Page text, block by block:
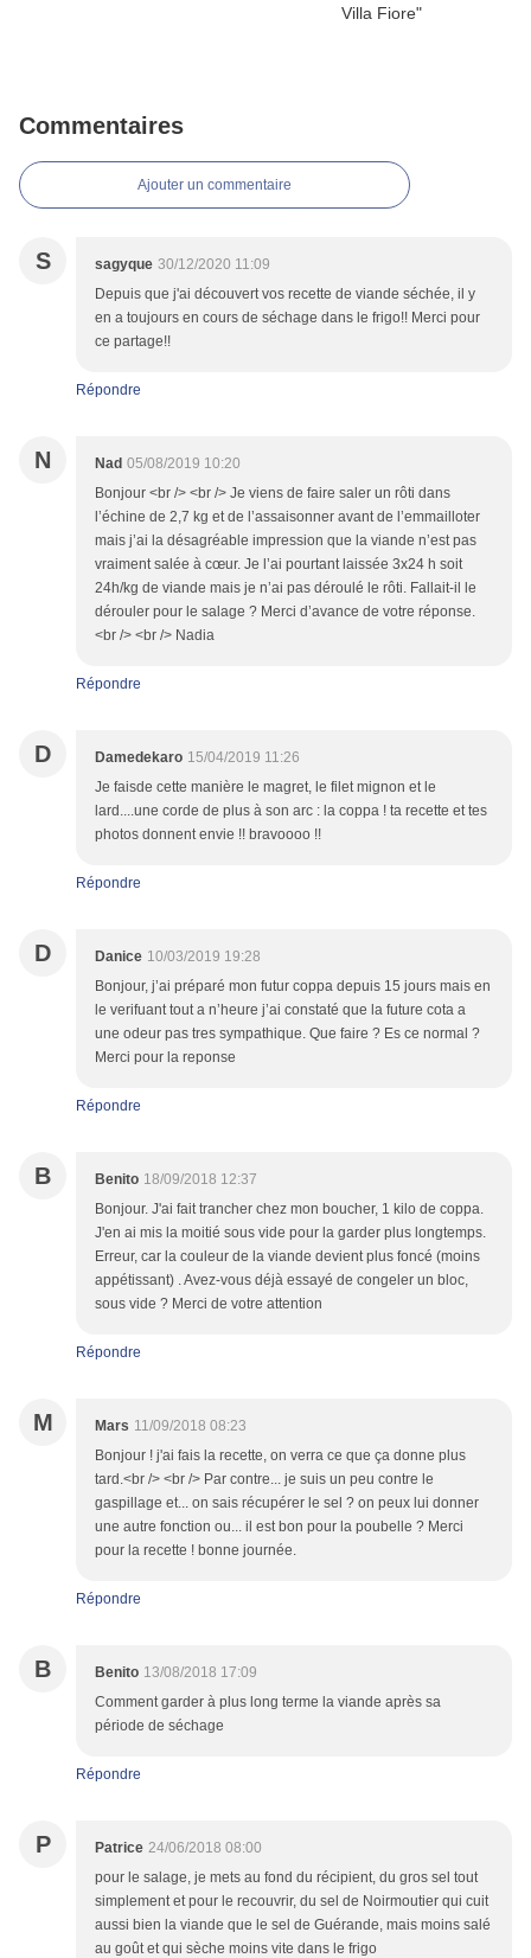
Commentaires
Ajouter un commentaire
S sagyque 30/12/2020 11:09
Depuis que j'ai découvert vos recette de viande séchée, il y
en a toujours en cours de séchage dans le frigo!! Merci pour
ce partage!!
Répondre
N Nad 05/08/2019 10:20
Bonjour <br /> <br /> Je viens de faire saler un rôti dans
l’échine de 2,7 kg et de l’assaisonner avant de l’emmailloter
mais j’ai la désagréable impression que la viande n’est pas
vraiment salée à cœur. Je l’ai pourtant laissée 3x24 h soit
24h/kg de viande mais je n’ai pas déroulé le rôti. Fallait-il le
dérouler pour le salage ? Merci d’avance de votre réponse.
<br /> <br /> Nadia
Répondre
D Damedekaro 15/04/2019 11:26
Je faisde cette manière le magret, le filet mignon et le
lard....une corde de plus à son arc : la coppa ! ta recette et tes
photos donnent envie !! bravoooo !!
Répondre
D Danice 10/03/2019 19:28
Bonjour, j’ai préparé mon futur coppa depuis 15 jours mais en
le verifuant tout a n’heure j’ai constaté que la future cota a
une odeur pas tres sympathique. Que faire ? Es ce normal ?
Merci pour la reponse
Répondre
B Benito 18/09/2018 12:37
Bonjour. J'ai fait trancher chez mon boucher, 1 kilo de coppa.
J'en ai mis la moitié sous vide pour la garder plus longtemps.
Erreur, car la couleur de la viande devient plus foncé (moins
appétissant) . Avez-vous déjà essayé de congeler un bloc,
sous vide ? Merci de votre attention
Répondre
M Mars 11/09/2018 08:23
Bonjour ! j'ai fais la recette, on verra ce que ça donne plus
tard.<br /> <br /> Par contre... je suis un peu contre le
gaspillage et... on sais récupérer le sel ? on peux lui donner
une autre fonction ou... il est bon pour la poubelle ? Merci
pour la recette ! bonne journée.
Répondre
B Benito 13/08/2018 17:09
Comment garder à plus long terme la viande après sa
période de séchage
Répondre
P Patrice 24/06/2018 08:00
pour le salage, je mets au fond du récipient, du gros sel tout
simplement et pour le recouvrir, du sel de Noirmoutier qui cuit
aussi bien la viande que le sel de Guérande, mais moins salé
au goût et qui sèche moins vite dans le frigo